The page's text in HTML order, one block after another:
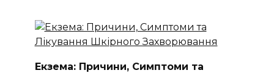
Екзема: Причини, Симптоми та